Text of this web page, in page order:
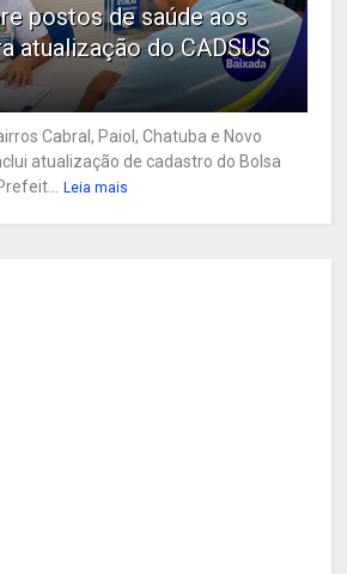
postos de saúde aos
atualização do CADSUS
Cabral, Paiol, Chatuba e Novo
atualização de cadastro do Bolsa
Leia mais